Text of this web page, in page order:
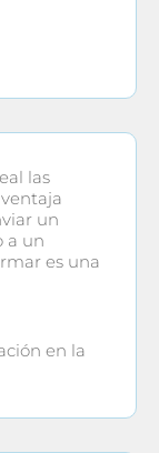
las
un
a un
es una
en la